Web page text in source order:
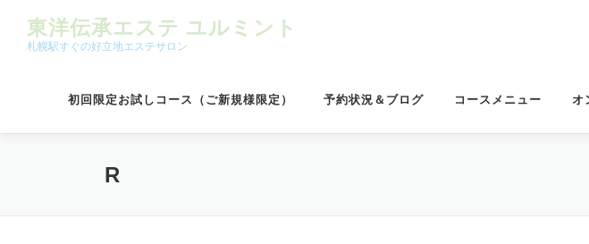
東洋伝承エステ ユルミント
札幌駅すぐの好立地エステサロン
初回限定お試しコース（ご新規様限定） 予約状況＆ブログ コースメニュー オ
R